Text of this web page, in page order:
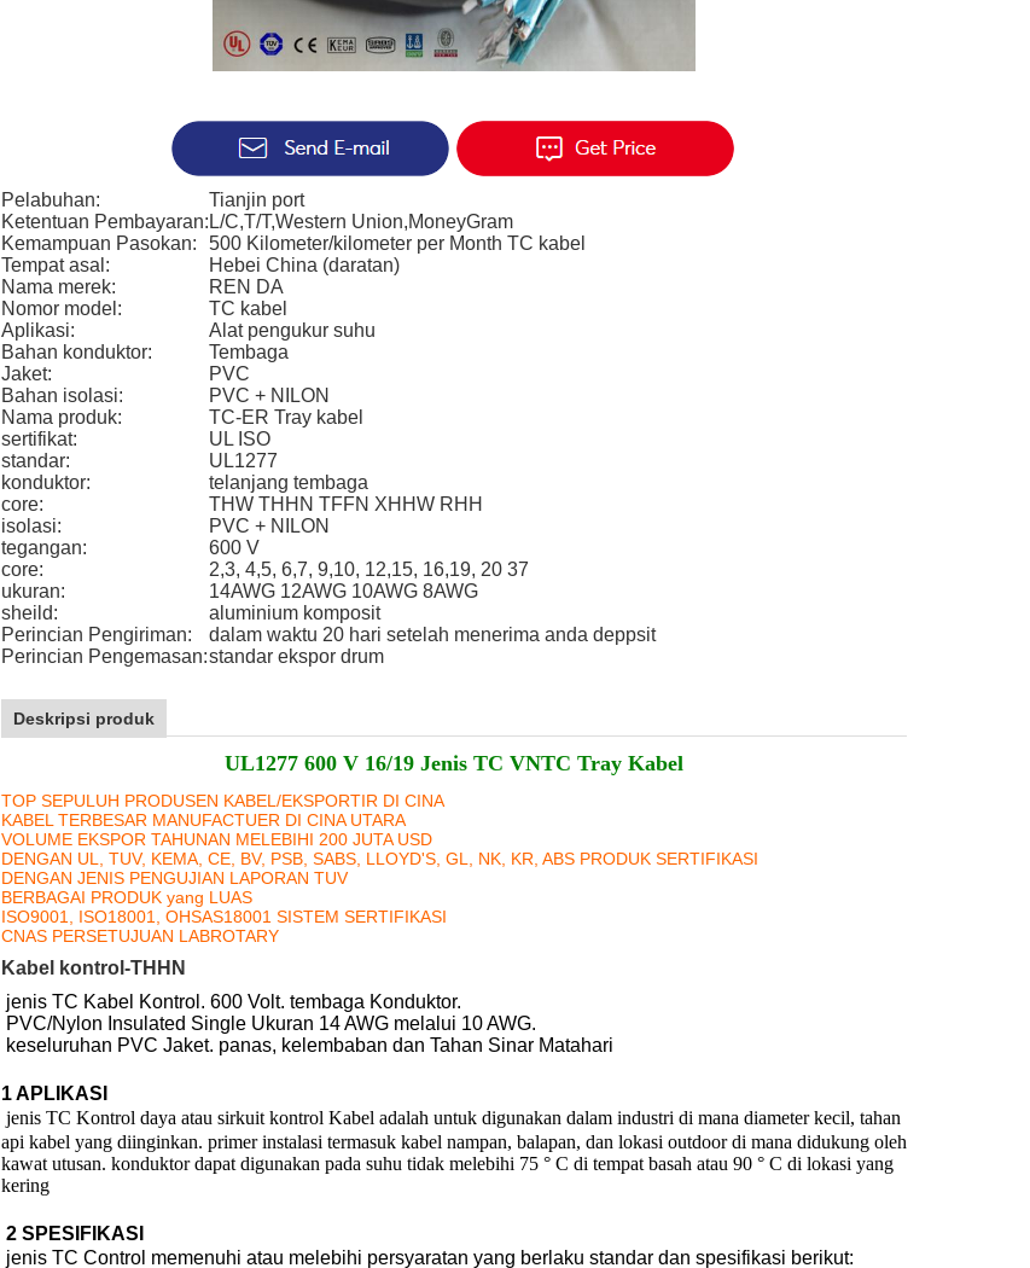
Pelabuhan:
Tianjin port
Ketentuan Pembayaran: L/C,T/T,Western Union,MoneyGram
Kemampuan Pasokan:
500 Kilometer/kilometer per Month TC kabel
Tempat asal:
Hebei China (daratan)
Nama merek:
REN DA
Nomor model:
TC kabel
Aplikasi:
Alat pengukur suhu
Bahan konduktor:
Tembaga
Jaket:
PVC
Bahan isolasi:
PVC + NILON
Nama produk:
TC-ER Tray kabel
sertifikat:
UL ISO
standar:
UL1277
konduktor:
telanjang tembaga
core:
THW THHN TFFN XHHW RHH
isolasi:
PVC + NILON
tegangan:
600 V
core:
2,3, 4,5, 6,7, 9,10, 12,15, 16,19, 20 37
ukuran:
14AWG 12AWG 10AWG 8AWG
sheild:
aluminium komposit
Perincian Pengiriman:
dalam waktu 20 hari setelah menerima anda deppsit
Perincian Pengemasan:standar ekspor drum
Deskripsi produk
UL1277 600 V 16/19 Jenis TC VNTC Tray Kabel
TOP SEPULUH PRODUSEN KABEL/EKSPORTIR DI CINA
KABEL TERBESAR MANUFACTUER DI CINA UTARA
VOLUME EKSPOR TAHUNAN MELEBIHI 200 JUTA USD
DENGAN UL, TUV, KEMA, CE, BV, PSB, SABS, LLOYD'S, GL, NK, KR, ABS PRODUK SERTIFIKASI
DENGAN JENIS PENGUJIAN LAPORAN TUV
BERBAGAI PRODUK yang LUAS
ISO9001, ISO18001, OHSAS18001 SISTEM SERTIFIKASI
CNAS PERSETUJUAN LABROTARY
Kabel kontrol-THHN
jenis TC Kabel Kontrol. 600 Volt. tembaga Konduktor.
PVC/Nylon Insulated Single Ukuran 14 AWG melalui 10 AWG.
keseluruhan PVC Jaket. panas, kelembaban dan Tahan Sinar Matahari
1 APLIKASI
jenis TC Kontrol daya atau sirkuit kontrol Kabel adalah untuk digunakan dalam industri di mana diameter kecil, tahan
api kabel yang diinginkan. primer instalasi termasuk kabel nampan, balapan, dan lokasi outdoor di mana didukung oleh
kawat utusan. konduktor dapat digunakan pada suhu tidak melebihi 75 ° C di tempat basah atau 90 ° C di lokasi yang
kering
2 SPESIFIKASI
jenis TC Control memenuhi atau melebihi persyaratan yang berlaku standar dan spesifikasi berikut: